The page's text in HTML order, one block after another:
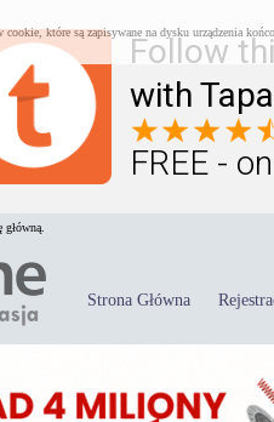
Follow
with
FREE -
które są zapisywane na dysku urządzenia
Strona Główna